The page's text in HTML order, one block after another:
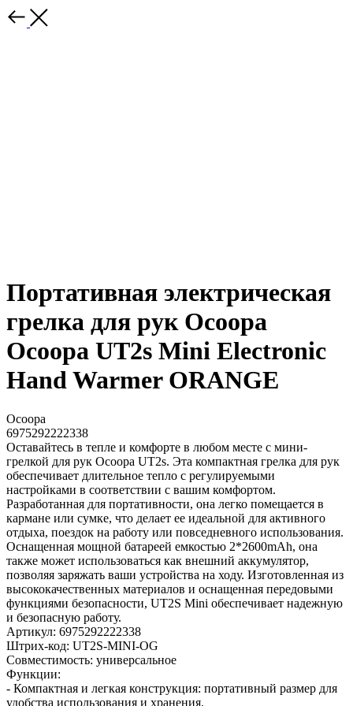
Портативная электрическая
грелка для рук Ocoopa
Ocoopa UT2s Mini Electronic
Hand Warmer ORANGE
Ocoopa
6975292222338
Оставайтесь в тепле и комфорте в любом месте с мини-
грелкой для рук Ocoopa UT2s. Эта компактная грелка для рук
обеспечивает длительное тепло с регулируемыми
настройками в соответствии с вашим комфортом.
Разработанная для портативности, она легко помещается в
кармане или сумке, что делает ее идеальной для активного
отдыха, поездок на работу или повседневного использования.
Оснащенная мощной батареей емкостью 2*2600mAh, она
также может использоваться как внешний аккумулятор,
позволяя заряжать ваши устройства на ходу. Изготовленная из
высококачественных материалов и оснащенная передовыми
функциями безопасности, UT2S Mini обеспечивает надежную
и безопасную работу.
Артикул: 6975292222338
Штрих-код: UT2S-MINI-OG
Совместимость: универсальное
Функции:
- Компактная и легкая конструкция: портативный размер для
удобства использования и хранения.